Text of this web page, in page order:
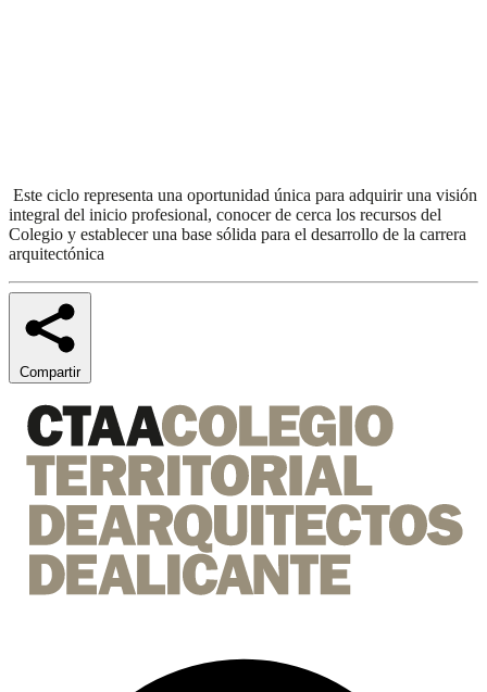
Este ciclo representa una oportunidad única para adquirir una visión
integral del inicio profesional, conocer de cerca los recursos del
Colegio y establecer una base sólida para el desarrollo de la carrera
arquitectónica
Compartir